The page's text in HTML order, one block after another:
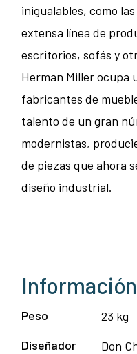
inigualables, como
extensa línea de
escritorios, sofás y
Herman Miller ocupa
fabricantes de
talento de un gran
modernistas,
de piezas que ahora
diseño industrial.
Peso
23 kg
Diseñador
Don